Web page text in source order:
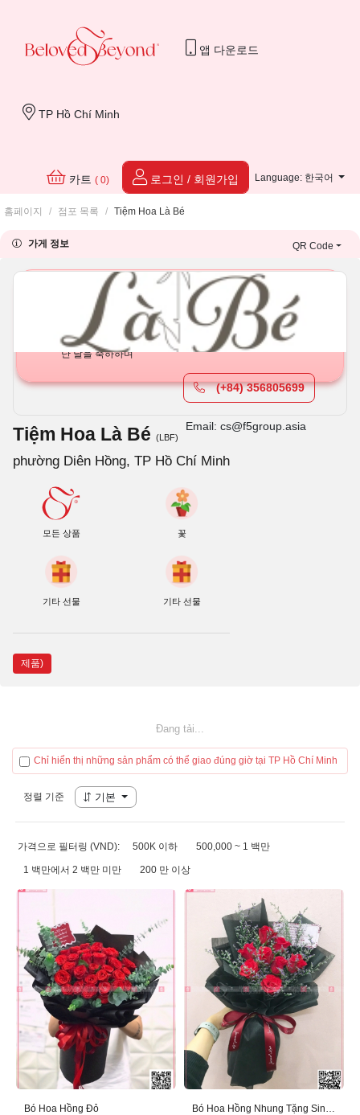
앱 다운로드
TP Hồ Chí Minh
카트 ( 0) 로그인 / 회원가입 Language: 한국어
Quà tặng sinh nhật mẹ Tìm quà
생신 그랜드 오프닝 조의 결혼 기념일
우리가 처음 만
난 날을 축하하며
(+84) 356805699
Email: cs@f5group.asia
홈페이지 / 점포 목록 / Tiệm Hoa Là Bé
가게 정보 QR Code
Tiệm Hoa Là Bé (LBF)
phường Diên Hồng, TP Hồ Chí Minh
모든 상품 꽃
기타 선물 기타 선물
제품)
Đang tải...
Chỉ hiển thị những sản phẩm có thể giao đúng giờ tại TP Hồ Chí Minh
정렬 기준 기본
가격으로 필터링 (VND): 500K 이하 500,000 ~ 1 백만
1 백만에서 2 백만 미만 200 만 이상
Bó Hoa Hồng Đỏ Bó Hoa Hồng Nhung Tặng Sinh Nhật